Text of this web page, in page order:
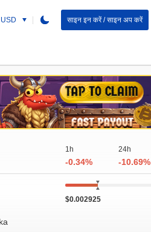
USD साइन इन करें / साइन अप करें
1h
-0.34%
24h
-10.69%
$0.002925